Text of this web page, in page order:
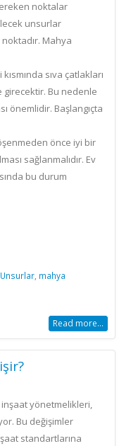
noktalar
unsurlar
Mahya
sıva çatlakları
girecektir. Bu nedenle
önemlidir. Başlangıçta
önce iyi bir
sağlanmalıdır. Ev
bu durum
Unsurlar, mahya
Read more...
inşaat yönetmelikleri,
Bu değişimler
standartlarına